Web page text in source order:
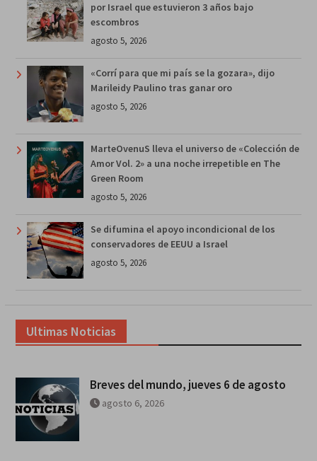
por Israel que estuvieron 3 años bajo
escombros
agosto 5, 2026
«Corrí para que mi país se la gozara», dijo
Marileidy Paulino tras ganar oro
agosto 5, 2026
MarteOvenuS lleva el universo de «Colección de
Amor Vol. 2» a una noche irrepetible en The
Green Room
agosto 5, 2026
Se difumina el apoyo incondicional de los
conservadores de EEUU a Israel
agosto 5, 2026
Ultimas Noticias
Breves del mundo, jueves 6 de agosto
agosto 6, 2026